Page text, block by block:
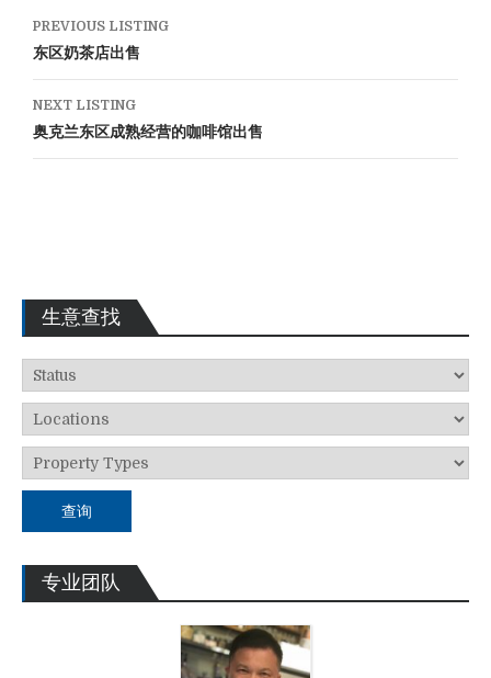
PREVIOUS LISTING
东区奶茶店出售
NEXT LISTING
奥克兰东区成熟经营的咖啡馆出售
生意查找
查询
专业团队